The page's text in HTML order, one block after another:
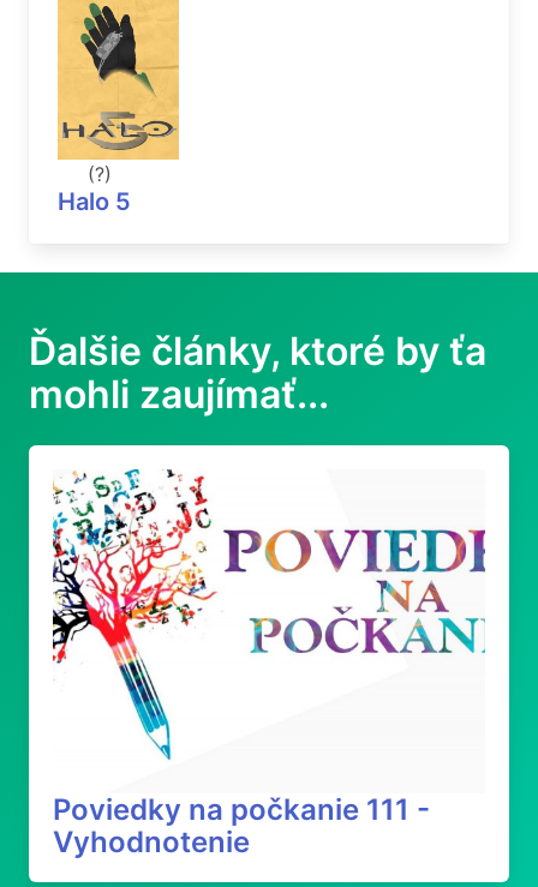
(?)
Halo 5
Ďalšie články, ktoré by ťa
mohli zaujímať...
Poviedky na počkanie 111 -
Vyhodnotenie